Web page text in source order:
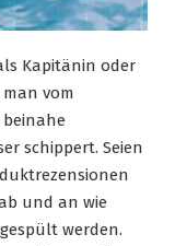
Kapitänin oder
vom
schippert. Seien
und an wie
werden.